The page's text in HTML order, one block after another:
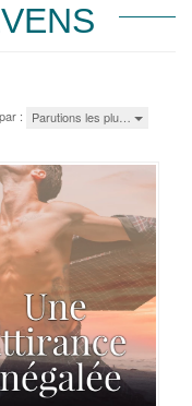
: Parutions les plu…